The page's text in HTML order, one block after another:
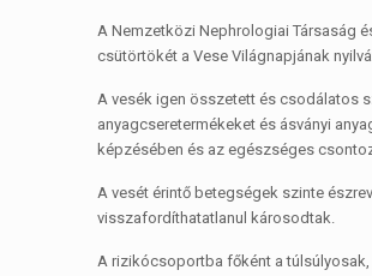
A Nemzetközi Nephrologiai Társaság
csütörtökét a Vese Világnapjának
A vesék igen összetett és csodálatos
anyagcseretermékeket és ásványi
képzésében és az egészséges
A vesét érintő betegségek szinte
visszafordíthatatlanul károsodtak.
A rizikócsoportba főként a